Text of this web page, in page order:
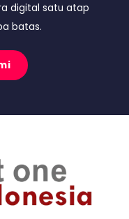
digital satu atap
batas.